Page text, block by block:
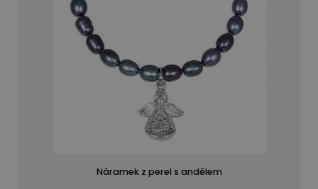
Náramek z perel s andělem